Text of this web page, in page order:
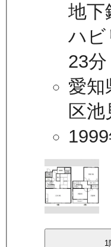
地下
ハビ
23分
愛知
区池
1